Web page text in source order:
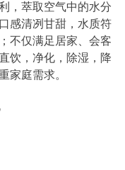
，萃取空气中的水分
感清冽甘甜，水质符
不仅满足居家、会客
饮，净化，除湿，降
家庭需求。